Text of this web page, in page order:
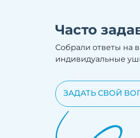
Часто
Собрали ответы на
индивидуальные
ЗАДАТЬ СВОЙ